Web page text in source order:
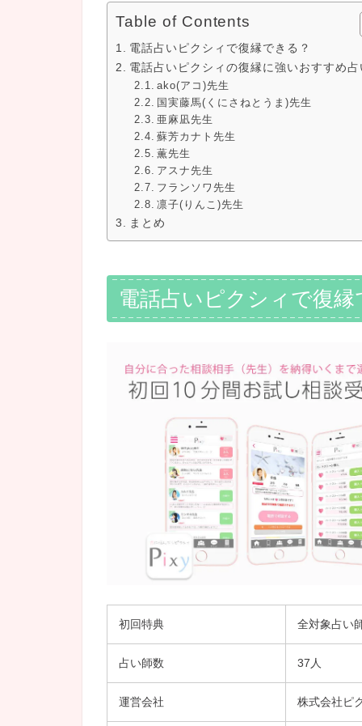
Table of Contents
電話占いピクシィで復縁できる？
電話占いピクシィの復縁に強いおすすめ占
ako(アコ)先生
国実藤馬(くにさねとうま)先生
亜麻凪先生
蘇芳カナト先生
薫先生
アスナ先生
フランソワ先生
凛子(りんこ)先生
まとめ
電話占いピクシィで復縁
初回特典 全対象占い
占い師数 37人
運営会社 株式会社ピ